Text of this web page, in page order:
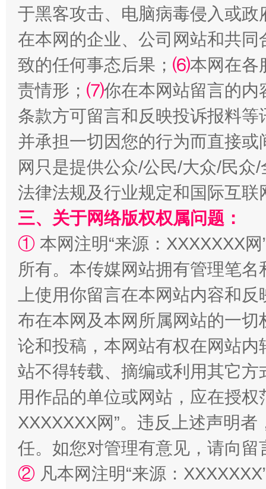
受贿1.44亿！段成刚被判无期 从幼
全民健身五年计划来了！等你上场
阿坝州三大球赛在茂县开幕 规模
于黑客攻击、电脑病毒侵入或
在本网的企业、公司网站和共
致的任何事态后果； ⑹本网在各
责情形； ⑺你在本网站留言的内
条款方可留言和反映投诉报料
并承担一切因您的行为而直接
网只是提供公众/公民/大众/民
法律法规及行业规定和国际互
三、关于网络版权权属问题：
① 本网注明“来源：XXXXXXX
所有。本传媒网站拥有管理笔
上使用你留言在本网站内容和
布在本网及本网所属网站的一
论和投稿，本网站有权在网站
站不得转载、摘编或利用其它
用作品的单位或网站，应在授
XXXXXXX网”。违反上述声明
任。如您对管理有意见，请向
② 凡本网注明“来源：